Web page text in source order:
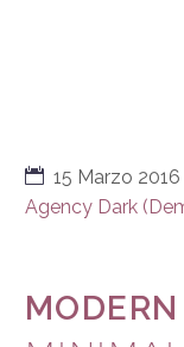
15 Marzo 2016
Agency Dark